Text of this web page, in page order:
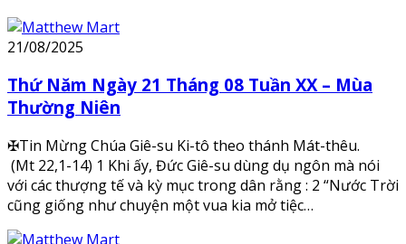
21/08/2025
Thứ Năm Ngày 21 Tháng 08 Tuần XX – Mùa
Thường Niên
✠Tin Mừng Chúa Giê-su Ki-tô theo thánh Mát-thêu.
(Mt 22,1-14) 1 Khi ấy, Đức Giê-su dùng dụ ngôn mà nói
với các thượng tế và kỳ mục trong dân rằng : 2 “Nước Trời
cũng giống như chuyện một vua kia mở tiệc…